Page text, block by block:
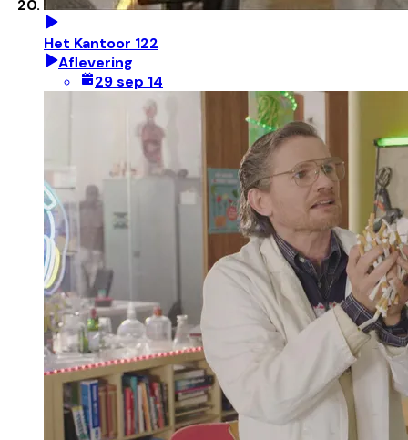
Het Kantoor 122
Aflevering
29 sep 14